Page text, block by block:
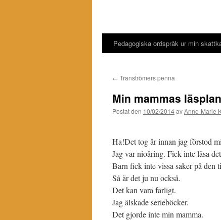
Pedagogiska ordspråk ur min
← Tranströmers penna
Min mammas
Postat den 10/02/2014avAnne-Marie
Ha!Det tog år innan jag förstod
Jag var nioåring. Fick inte läsa
Barn fick inte vissa saker på den
Så är det ju nu också.
Det kan vara farligt.
Jag älskade serieböcker.
Det gjorde inte min mamma.